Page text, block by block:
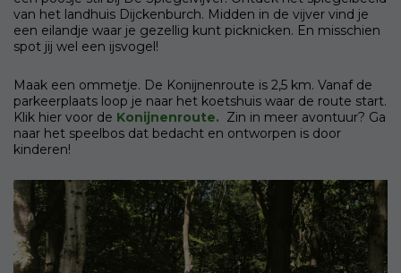
van het landhuis Dijckenburch. Midden in de vijver vind je
een eilandje waar je gezellig kunt picknicken. En misschien
spot jij wel een ijsvogel!
Maak een ommetje. De Konijnenroute is 2,5 km. Vanaf de
parkeerplaats loop je naar het koetshuis waar de route start.
Klik hier voor de Konijnenroute. Zin in meer avontuur? Ga
naar het speelbos dat bedacht en ontworpen is door
kinderen!